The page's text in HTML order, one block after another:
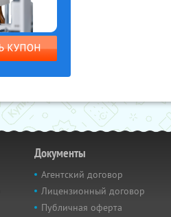
Документы
Агентский договор
Лицензионный договор
Публичная оферта